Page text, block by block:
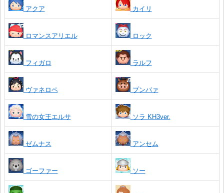
アクア カイリ
ロマンスアリエル ロック
フィガロ ラルフ
ヴァネロペ プンバァ
雪の女王エルサ ソラ KH3ver.
ゼムナス アンセム
ゴーファー ソー